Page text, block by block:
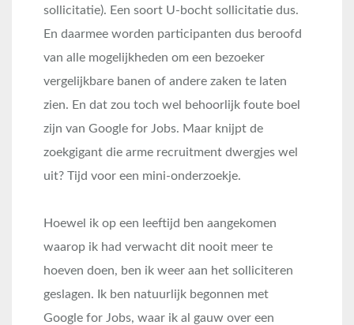
sollicitatie). Een soort U-bocht sollicitatie dus.
En daarmee worden participanten dus beroofd
van alle mogelijkheden om een bezoeker
vergelijkbare banen of andere zaken te laten
zien. En dat zou toch wel behoorlijk foute boel
zijn van Google for Jobs. Maar knijpt de
zoekgigant die arme recruitment dwergjes wel
uit? Tijd voor een mini-onderzoekje.
Hoewel ik op een leeftijd ben aangekomen
waarop ik had verwacht dit nooit meer te
hoeven doen, ben ik weer aan het solliciteren
geslagen. Ik ben natuurlijk begonnen met
Google for Jobs, waar ik al gauw over een